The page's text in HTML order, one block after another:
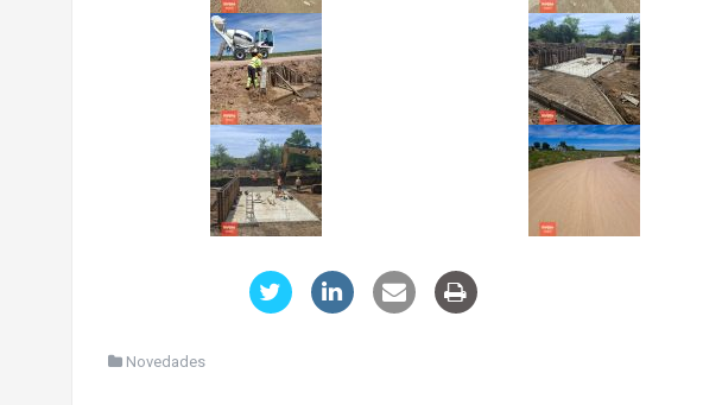
Novedades